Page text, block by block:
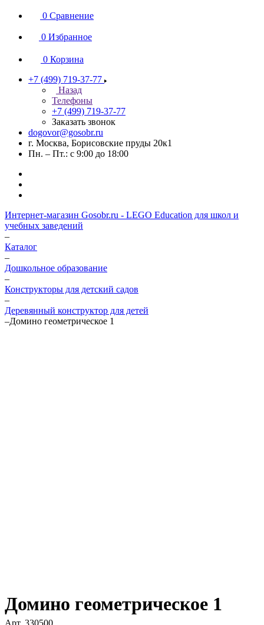
0 Сравнение
0 Избранное
0 Корзина
+7 (499) 719-37-77
Назад
Телефоны
+7 (499) 719-37-77
Заказать звонок
dogovor@gosobr.ru
г. Москва, Борисовские пруды 20к1
Пн. – Пт.: с 9:00 до 18:00
Интернет-магазин Gosobr.ru - LEGO Education для школ и
учебных заведений
–
Каталог
–
Дошкольное образование
–
Конструкторы для детский садов
–
Деревянный конструктор для детей
–Домино геометрическое 1
Домино геометрическое 1